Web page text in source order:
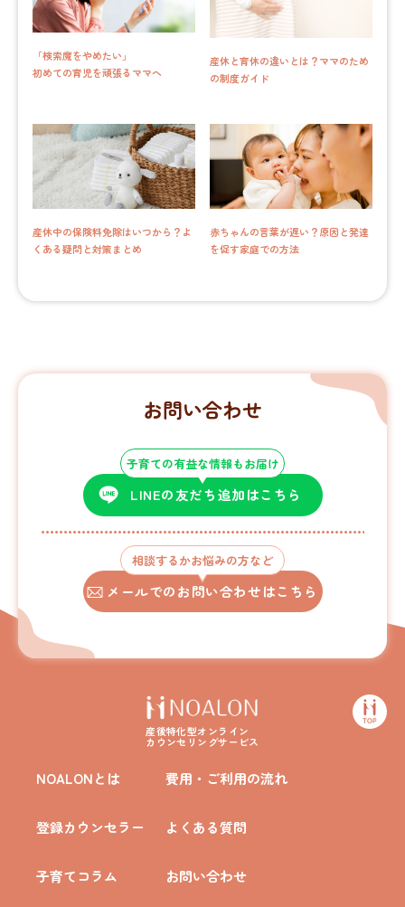
「検索魔をやめたい」
初めての育児を頑張るママへ
産休と育休の違いとは？ママのため
の制度ガイド
産休中の保険料免除はいつから？よ
くある疑問と対策まとめ
赤ちゃんの言葉が遅い？原因と発達
を促す家庭での方法
お問い合わせ
子育ての有益な情報もお届け
LINEの友だち追加はこちら
相談するかお悩みの方など
メールでのお問い合わせはこちら
産後特化型オンライン
カウンセリングサービス
NOALONとは 費用・ご利用の流れ
登録カウンセラー よくある質問
子育てコラム お問い合わせ